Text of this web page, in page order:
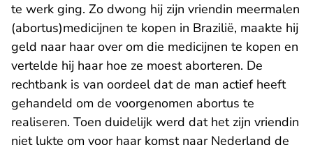
te werk ging. Zo dwong hij zijn vriendin meermalen
(abortus)medicijnen te kopen in Brazilië, maakte hij
geld naar haar over om die medicijnen te kopen en
vertelde hij haar hoe ze moest aborteren. De
rechtbank is van oordeel dat de man actief heeft
gehandeld om de voorgenomen abortus te
realiseren. Toen duidelijk werd dat het zijn vriendin
niet lukte om voor haar komst naar Nederland de